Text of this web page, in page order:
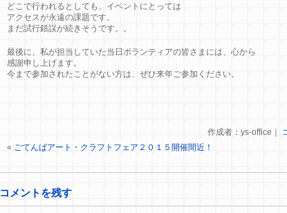
どこで行われるとしても、イベントにとっては
アクセスが永遠の課題です。
まだ試行錯誤が続きそうです。。
最後に、私が担当していた当日ボランティアの皆さまには、心から
感謝申し上げます。
今まで参加されたことがない方は、ぜひ来年ご参加ください。
作成者：ys-office｜
« ごてんばアート・クラフトフェア２０１５開催間近！
コメントを残す